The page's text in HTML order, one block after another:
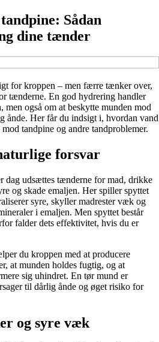
Sådan
dine tænder
for kroppen – men færre tænker over,
tænderne. En god hydrering handler
også om at beskytte munden mod
ånde. Her får du indsigt i, hvordan vand
tandpine og andre tandproblemer.
forsvar
dag udsættes tænderne for mad, drikke
og skade emaljen. Her spiller spyttet
syre, skyller madrester væk og
i emaljen. Men spyttet består
falder dets effektivitet, hvis du er
du kroppen med at producere
at munden holdes fugtig, og at
sig uhindret. En tør mund er
til dårlig ånde og øget risiko for
og syre væk